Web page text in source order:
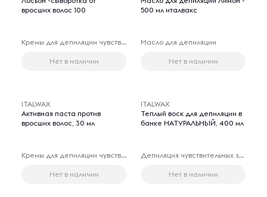
вросших волос 100
Кремы для депиляции чувствительных зон
Нет в наличии
500 мл италвакс
Масло для депиляции
Нет в наличии
ITALWAX
Активная паста против
вросших волос, 30 мл
Кремы для депиляции чувствительных зон
Нет в наличии
ITALWAX
Теплый воск для депиляции в
банке НАТУРАЛЬНЫЙ, 400 мл
Депиляция чувствительных зон
Нет в наличии